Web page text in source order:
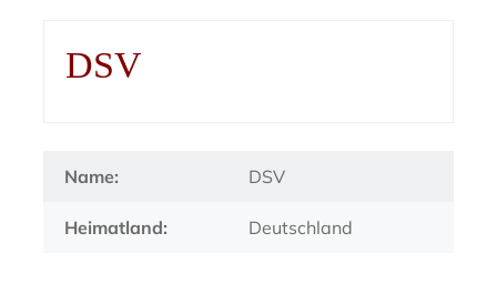
DSV
Name: DSV
Heimatland: Deutschland